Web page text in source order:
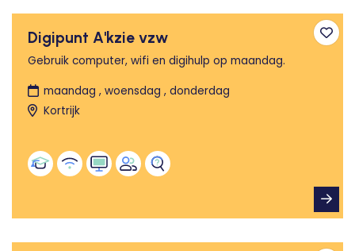
Digipunt A'kzie vzw
Gebruik computer, wifi en digihulp op maandag.
maandag , woensdag , donderdag
Kortrijk